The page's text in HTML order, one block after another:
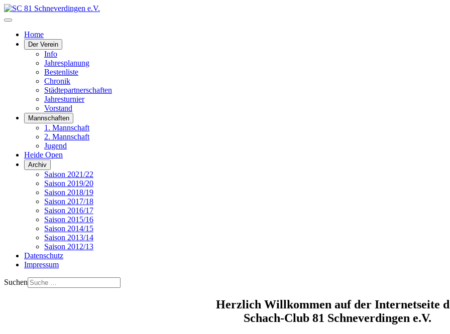
Home
Der Verein
Info
Jahresplanung
Bestenliste
Chronik
Städtepartnerschaften
Jahresturnier
Vorstand
Mannschaften
1. Mannschaft
2. Mannschaft
Jugend
Heide Open
Archiv
Saison 2021/22
Saison 2019/20
Saison 2018/19
Saison 2017/18
Saison 2016/17
Saison 2015/16
Saison 2014/15
Saison 2013/14
Saison 2012/13
Datenschutz
Impressum
Suchen
Herzlich Willkommen auf der Internetseite
Schach-Club 81 Schneverdingen e.V.